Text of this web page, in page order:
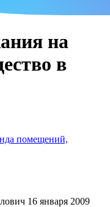
на
в
помещений,
16 января 2009